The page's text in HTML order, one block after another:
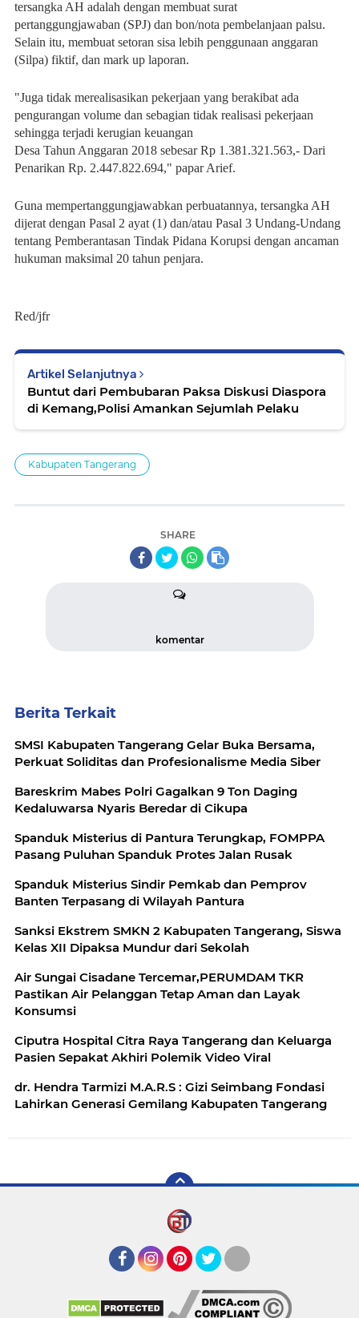
tersangka AH adalah dengan membuat surat
pertanggungjawaban (SPJ) dan bon/nota pembelanjaan palsu.
Selain itu, membuat setoran sisa lebih penggunaan anggaran
(Silpa) fiktif, dan mark up laporan.
"Juga tidak merealisasikan pekerjaan yang berakibat ada
pengurangan volume dan sebagian tidak realisasi pekerjaan
sehingga terjadi kerugian keuangan
Desa Tahun Anggaran 2018 sebesar Rp 1.381.321.563,- Dari
Penarikan Rp. 2.447.822.694," papar Arief.
Guna mempertanggungjawabkan perbuatannya, tersangka AH
dijerat dengan Pasal 2 ayat (1) dan/atau Pasal 3 Undang-Undang
tentang Pemberantasan Tindak Pidana Korupsi dengan ancaman
hukuman maksimal 20 tahun penjara.
Red/jfr
Artikel Selanjutnya
Buntut dari Pembubaran Paksa Diskusi Diaspora
di Kemang,Polisi Amankan Sejumlah Pelaku
Kabupaten Tangerang
SHARE
komentar
Berita Terkait
SMSI Kabupaten Tangerang Gelar Buka Bersama,
Perkuat Soliditas dan Profesionalisme Media Siber
Bareskrim Mabes Polri Gagalkan 9 Ton Daging
Kedaluwarsa Nyaris Beredar di Cikupa
Spanduk Misterius di Pantura Terungkap, FOMPPA
Pasang Puluhan Spanduk Protes Jalan Rusak
Spanduk Misterius Sindir Pemkab dan Pemprov
Banten Terpasang di Wilayah Pantura
Sanksi Ekstrem SMKN 2 Kabupaten Tangerang, Siswa
Kelas XII Dipaksa Mundur dari Sekolah
Air Sungai Cisadane Tercemar,PERUMDAM TKR
Pastikan Air Pelanggan Tetap Aman dan Layak
Konsumsi
Ciputra Hospital Citra Raya Tangerang dan Keluarga
Pasien Sepakat Akhiri Polemik Video Viral
dr. Hendra Tarmizi M.A.R.S : Gizi Seimbang Fondasi
Lahirkan Generasi Gemilang Kabupaten Tangerang